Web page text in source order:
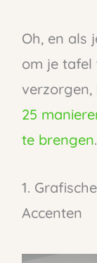
Oh, en als
om je tafel
25
te brengen.
1.
Accenten